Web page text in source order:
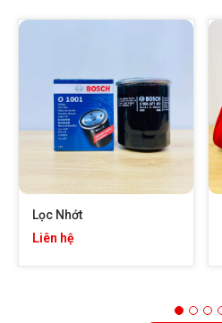
Lọc Nhớt
Liên hệ